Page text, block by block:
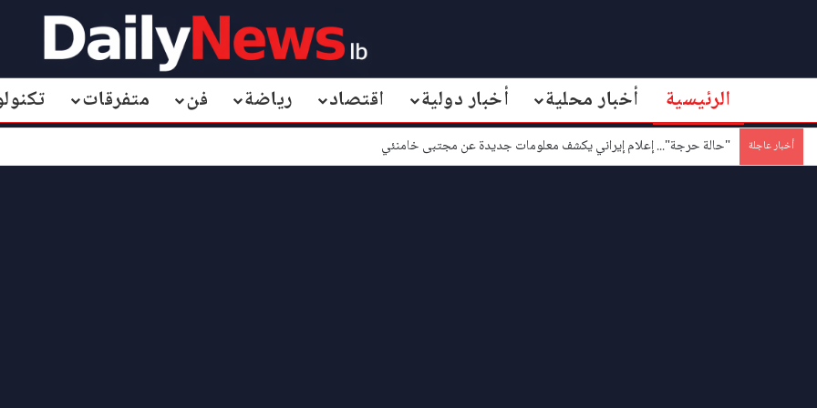
الرئيسية أخبار محلية أخبار دولية اقتصاد رياضة فن متفرقات
أخبار عاجلة "حالة حرجة"... إعلام إيراني يكشف معلومات جديدة عن مجتبى خامنئي